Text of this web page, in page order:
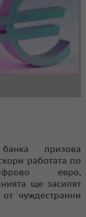
призова
работата по
евро,
ще засилят
чуждестранни